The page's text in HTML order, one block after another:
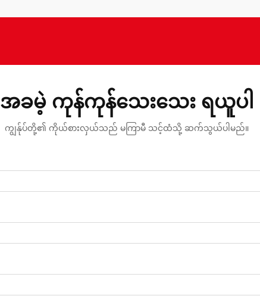
အခမဲ့ ကုန်ကုန်သေးသေး ရယူပါ
ကျွန်ုပ်တို့၏ ကိုယ်စားလှယ်သည် မကြာမီ သင့်ထံသို့ ဆက်သွယ်ပါမည်။